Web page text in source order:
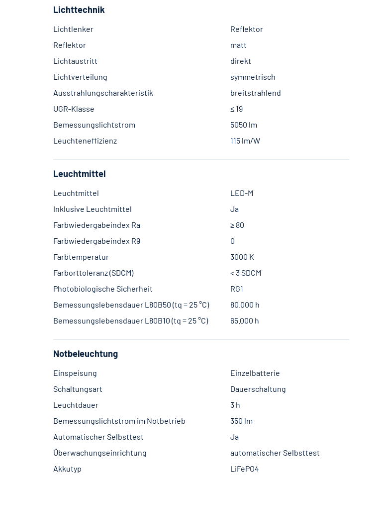
Lichttechnik
Lichtlenker
Reflektor
Reflektor
matt
Lichtaustritt
direkt
Lichtverteilung
symmetrisch
Ausstrahlungscharakteristik
breitstrahlend
UGR-Klasse
≤ 19
Bemessungslichtstrom
5050 lm
Leuchteneffizienz
115 lm/W
Leuchtmittel
Leuchtmittel
LED-M
Inklusive Leuchtmittel
Ja
Farbwiedergabeindex Ra
≥ 80
Farbwiedergabeindex R9
0
Farbtemperatur
3000 K
Farborttoleranz (SDCM)
< 3 SDCM
Photobiologische Sicherheit
RG1
Bemessungslebensdauer L80B50 (tq = 25 °C)
80.000 h
Bemessungslebensdauer L80B10 (tq = 25 °C)
65.000 h
Notbeleuchtung
Einspeisung
Einzelbatterie
Schaltungsart
Dauerschaltung
Leuchtdauer
3 h
Bemessungslichtstrom im Notbetrieb
350 lm
Automatischer Selbsttest
Ja
Überwachungseinrichtung
automatischer Selbsttest
Akkutyp
LiFePO4